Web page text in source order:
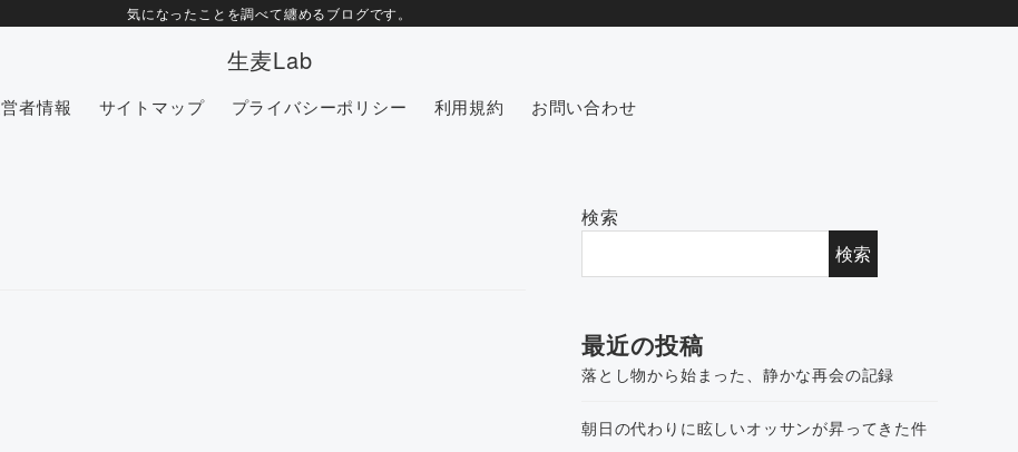
生麦Lab
気になったことを調べて纏めるブログです。
者情報 サイトマップ プライバシーポリシー 利用規約 お問い合わせ
検索
検索
最近の投稿
落とし物から始まった、静かな再会の記録
朝日の代わりに眩しいオッサンが昇ってきた件